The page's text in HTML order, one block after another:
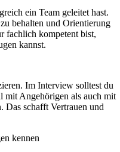
ein Team geleitet hast.
behalten und Orientierung
fachlich kompetent bist,
kannst.
Im Interview solltest du
mit Angehörigen als auch mit
Das schafft Vertrauen und
kennen